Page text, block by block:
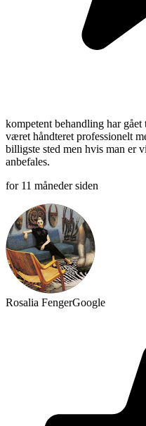
kompetent behandling har
været håndteret professionelt
billigste sted men hvis man er
anbefales.
for 11 måneder siden
Rosalia FengerGoogle